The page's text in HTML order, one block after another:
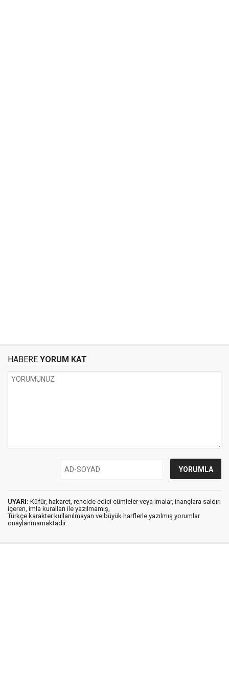
HABERE YORUM KAT
UYARI: Küfür, hakaret, rencide edici cümleler veya imalar, inançlara saldırı
içeren, imla kuralları ile yazılmamış,
Türkçe karakter kullanılmayan ve büyük harflerle yazılmış yorumlar
onaylanmamaktadır.